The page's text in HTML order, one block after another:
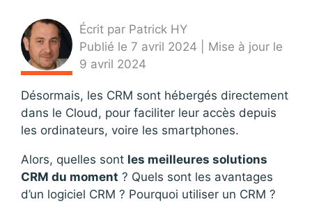
Écrit par Patrick HY
Publié le 7 avril 2024 | Mise à jour le
9 avril 2024
Désormais, les CRM sont hébergés directement
dans le Cloud, pour faciliter leur accès depuis
les ordinateurs, voire les smartphones.
Alors, quelles sont les meilleures solutions
CRM du moment ? Quels sont les avantages
d’un logiciel CRM ? Pourquoi utiliser un CRM ?